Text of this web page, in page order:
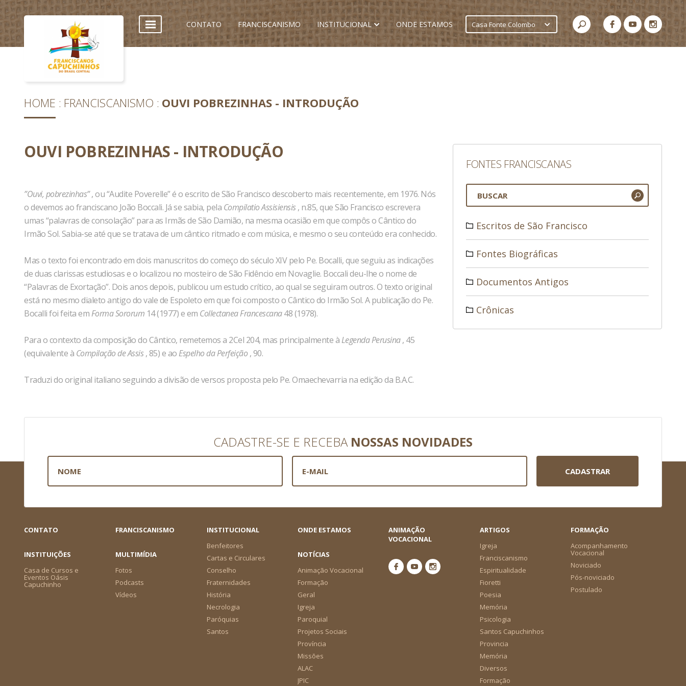
CONTATO FRANCISCANISMO INSTITUCIONAL ONDE ESTAMOS Casa Fonte Colombo
HOME FRANCISCANISMO OUVI POBREZINHAS - INTRODUÇÃO
OUVI POBREZINHAS - INTRODUÇÃO
”Ouvi, pobrezinhas”, ou “Audite Poverelle” é o escrito de São Francisco descoberto mais recentemente, em 1976. Nós
o devemos ao franciscano João Boccali. Já se sabia, pela Compilatio Assisiensis, n.85, que São Francisco escrevera
umas “palavras de consolação” para as Irmãs de São Damião, na mesma ocasião em que compôs o Cântico do
Irmão Sol. Sabia-se até que se tratava de um cântico ritmado e com música, e mesmo o seu conteúdo era conhecido.
Mas o texto foi encontrado em dois manuscritos do começo do século XIV pelo Pe. Bocalli, que seguiu as indicações
de duas clarissas estudiosas e o localizou no mosteiro de São Fidêncio em Novaglie. Boccali deu-lhe o nome de
“Palavras de Exortação”. Dois anos depois, publicou um estudo crítico, ao qual se seguiram outros. O texto original
está no mesmo dialeto antigo do vale de Espoleto em que foi composto o Cântico do Irmão Sol. A publicação do Pe.
Bocalli foi feita em Forma Sororum 14 (1977) e em Collectanea Francescana48 (1978).
Para o contexto da composição do Cântico, remetemos a 2Cel 204, mas principalmente à Legenda Perusina, 45
(equivalente à Compilação de Assis, 85) e ao Espelho da Perfeição , 90.
Traduzi do original italiano seguindo a divisão de versos proposta pelo Pe. Omaechevarria na edição da B.A.C.
FONTES FRANCISCANAS
Escritos de São Francisco
Fontes Biográficas
Documentos Antigos
Crônicas
CADASTRE-SE E RECEBA NOSSAS NOVIDADES
CADASTRAR
CONTATO FRANCISCANISMO
INSTITUCIONAL
Benfeitores
Cartas e Circulares
Conselho
Fraternidades
História
Necrologia
Paróquias
Santos
ONDE ESTAMOS
ANIMAÇÃO
VOCACIONAL
ARTIGOS
Igreja
Franciscanismo
Espiritualidade
Fioretti
Poesia
Memória
Psicologia
Santos Capuchinhos
Provincia
Memória
Diversos
Formação
FORMAÇÃO
Acompanhamento
Vocacional
Noviciado
Pós-noviciado
Postulado
INSTITUIÇÕES
Casa de Cursos e
Eventos Oásis
Capuchinho
MULTIMÍDIA
Fotos
Podcasts
Vídeos
NOTÍCIAS
Animação Vocacional
Formação
Geral
Igreja
Paroquial
Projetos Sociais
Província
Missões
ALAC
JPIC